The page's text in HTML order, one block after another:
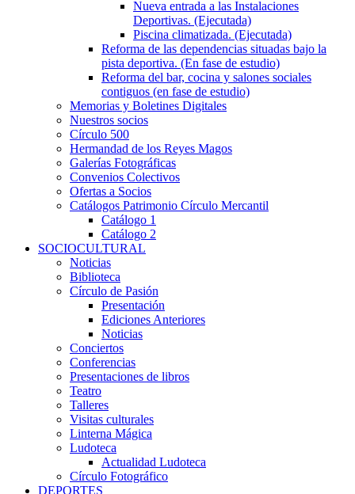
Nueva entrada a las Instalaciones
Deportivas. (Ejecutada)
Piscina climatizada. (Ejecutada)
Reforma de las dependencias situadas bajo la
pista deportiva. (En fase de estudio)
Reforma del bar, cocina y salones sociales
contiguos (en fase de estudio)
Memorias y Boletines Digitales
Nuestros socios
Círculo 500
Hermandad de los Reyes Magos
Galerías Fotográficas
Convenios Colectivos
Ofertas a Socios
Catálogos Patrimonio Círculo Mercantil
Catálogo 1
Catálogo 2
SOCIOCULTURAL
Noticias
Biblioteca
Círculo de Pasión
Presentación
Ediciones Anteriores
Noticias
Conciertos
Conferencias
Presentaciones de libros
Teatro
Talleres
Visitas culturales
Linterna Mágica
Ludoteca
Actualidad Ludoteca
Círculo Fotográfico
DEPORTES